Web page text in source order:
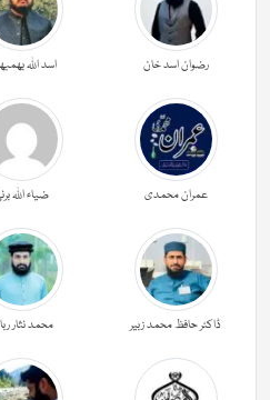
رضوان اسد خان اسد اللہ
عمران محمدی ضیاء اللہ
ڈاکٹر حافظ محمد زبیر محمد نثار